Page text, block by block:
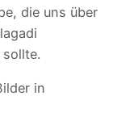
die uns über
in